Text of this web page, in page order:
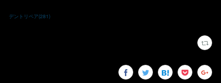
デントリペア(281)